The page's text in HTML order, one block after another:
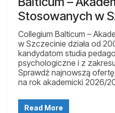
Stosowanych w
Collegium Balticum –
w Szczecinie działa od
kandydatom studia
psychologiczne i z
Sprawdź najnowszą
na rok akademicki 2026/
Read More